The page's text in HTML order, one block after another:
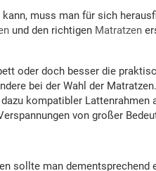
muss man für sich
und den richtigen Matratzen
oder doch besser die
bei der Wahl der
kompatibler Lattenrahmen
von großer
sollte man dementsprechend